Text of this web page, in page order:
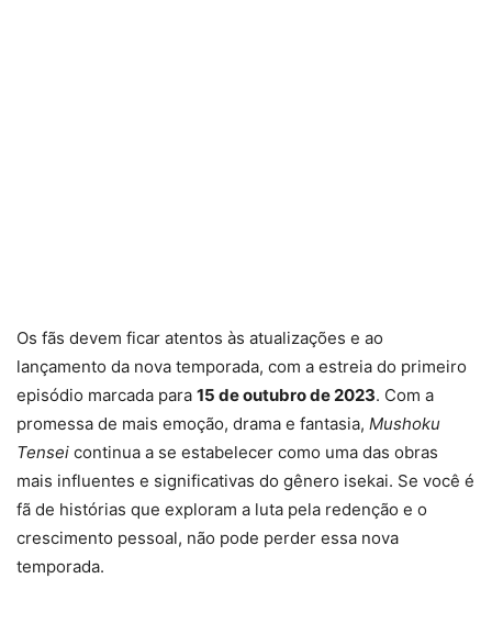
Os fãs devem ficar atentos às atualizações e ao
lançamento da nova temporada, com a estreia do primeiro
episódio marcada para 15 de outubro de 2023. Com a
promessa de mais emoção, drama e fantasia, Mushoku
Tensei continua a se estabelecer como uma das obras
mais influentes e significativas do gênero isekai. Se você é
fã de histórias que exploram a luta pela redenção e o
crescimento pessoal, não pode perder essa nova
temporada.